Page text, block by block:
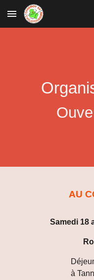
Skip to main content
AU
Samedi 18
à